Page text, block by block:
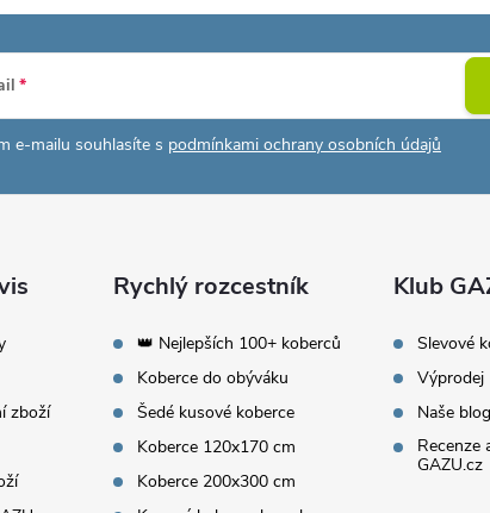
e-mailu souhlasíte s podmínkami ochrany osobních údajů
zboží
Rychlý rozcestník
👑 Nejlepších 100+ koberců
Koberce do obýváku
Šedé kusové koberce
Koberce 120x170 cm
Koberce 200x300 cm
Klub
Slevové
Výprodej
Naše
Recenze
GAZU.cz